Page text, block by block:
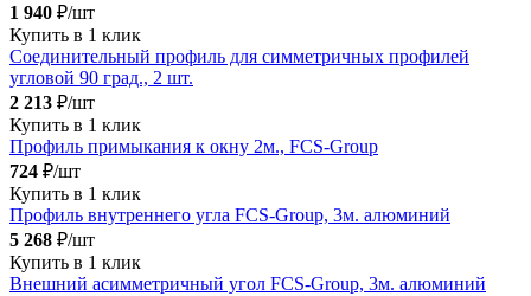
1 940 ₽/шт
Купить в 1 клик
Соединительный профиль для симметричных профилей
угловой 90 град., 2 шт.
2 213 ₽/шт
Купить в 1 клик
Профиль примыкания к окну 2м., FCS-Group
724 ₽/шт
Купить в 1 клик
Профиль внутреннего угла FCS-Group, 3м. алюминий
5 268 ₽/шт
Купить в 1 клик
Внешний асимметричный угол FCS-Group, 3м. алюминий